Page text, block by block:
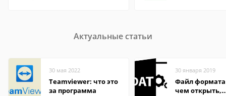
Актуальные статьи
30 мая 2022
Teamviewer: что это
за программа
30 января 2019
Файл формата
чем открыть,